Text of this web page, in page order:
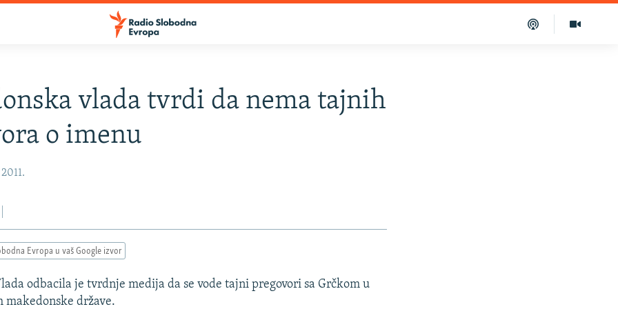
vlada tvrdi da nema tajnih
o imenu
Evropa u vaš Google izvor
odbacila je tvrdnje medija da se vode tajni pregovori sa Grčkom u
makedonske države.